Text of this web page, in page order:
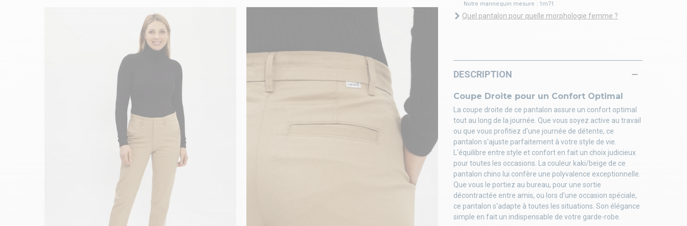
Notre mannequin mesure : 1m71
Quel pantalon pour quelle morphologie femme ?
DESCRIPTION
Coupe Droite pour un Confort Optimal
La coupe droite de ce pantalon assure un confort optimal
tout au long de la journée. Que vous soyez active au travail
ou que vous profitiez d'une journée de détente, ce
pantalon s'ajuste parfaitement à votre style de vie.
L'équilibre entre style et confort en fait un choix judicieux
pour toutes les occasions. La couleur kaki/beige de ce
pantalon chino lui confère une polyvalence exceptionnelle.
Que vous le portiez au bureau, pour une sortie
décontractée entre amis, ou lors d'une occasion spéciale,
ce pantalon s'adapte à toutes les situations. Son élégance
simple en fait un indispensable de votre garde-robe.